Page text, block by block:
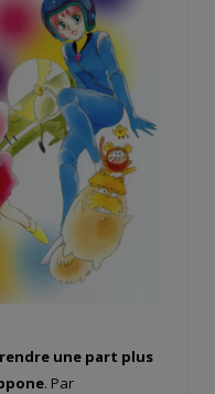
une part plus
. Par